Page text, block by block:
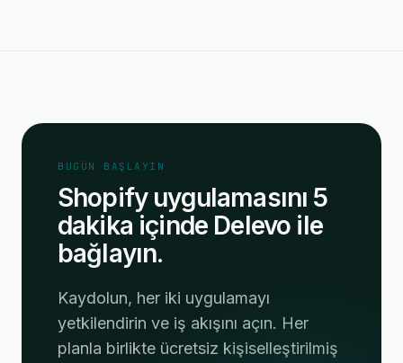
BUGÜN BAŞLAYIN
Shopify uygulamasını 5
dakika içinde Delevo ile
bağlayın.
Kaydolun, her iki uygulamayı
yetkilendirin ve iş akışını açın. Her
planla birlikte ücretsiz kişiselleştirilmiş